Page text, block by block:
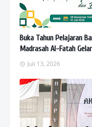
Buka Tahun Pelajaran
Madrasah Al-Fatah
Juli 13, 2026